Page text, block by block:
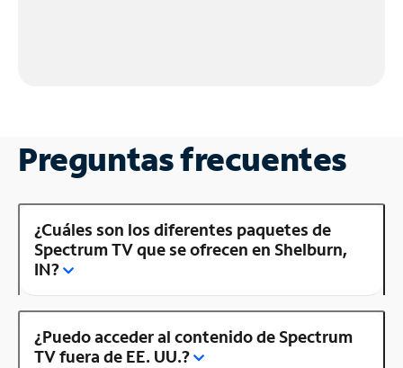
Preguntas frecuentes
¿Cuáles son los diferentes paquetes de
Spectrum TV que se ofrecen en Shelburn,
IN?
¿Puedo acceder al contenido de Spectrum
TV fuera de EE. UU.?